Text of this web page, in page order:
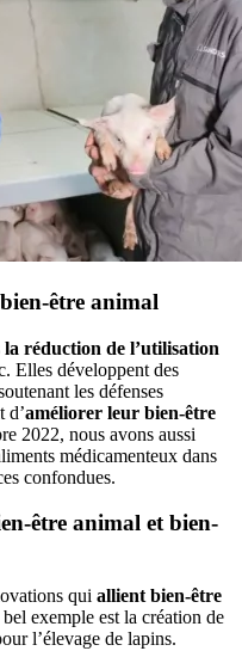
être animal
la réduction de l’utilisation
Elles développent des
les défenses
d’améliorer leur bien-être
2022, nous avons aussi
médicamenteux dans
confondues.
être animal et bien-
qui allient bien-être
exemple est la création de
l’élevage de lapins.